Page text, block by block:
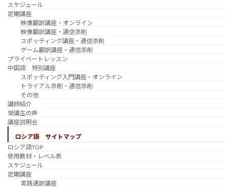
スケジュール
定期講座
映像翻訳講座・オンライン
映像翻訳講座・通信添削
スポッティング講座・通信添削
ゲーム翻訳講座・通信添削
プライベートレッスン
中国語 特別講座
スポッティング入門講座・オンライン
トライアル添削・通信添削
その他
講師紹介
受講生の声
講座説明会
ロシア語 サイトマップ
ロシア語TOP
使用教材・レベル表
スケジュール
定期講座
実践通訳講座